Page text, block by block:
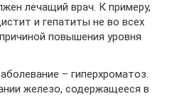
лечащий врач. К примеру,
и гепатиты не во всех
повышения уровня
– гиперхроматоз.
железо, содержащееся в